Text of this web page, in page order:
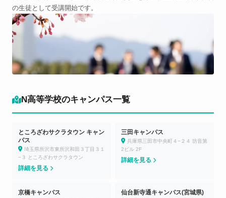
の生徒として受講開始です。
N高等学校のキャンパス一覧
ところざわサクラタウン キャン
パス
埼玉県所沢市東所沢和田３丁目３１
−３ ところざわサクラタウン
詳細を見る
三田キャンパス
兵庫県三田市中央町４−２４ 坊音第
2ビル 2F
詳細を見る
京橋キャンパス 仙台新寺通キャンパス(宮城県)